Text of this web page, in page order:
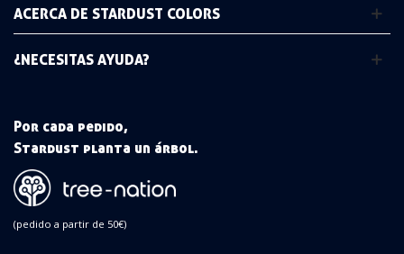
ACERCA DE STARDUST COLORS
¿NECESITAS AYUDA?
Por cada pedido,
Stardust planta un árbol.
(pedido a partir de 50€)